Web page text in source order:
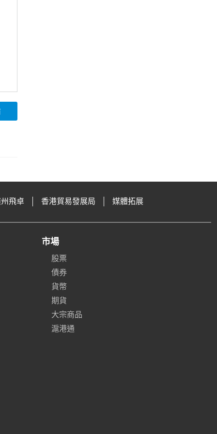
飛卓 香港貿易發展局 媒體拓展
市場
股票
債券
貨幣
期貨
大宗商品
滬港通